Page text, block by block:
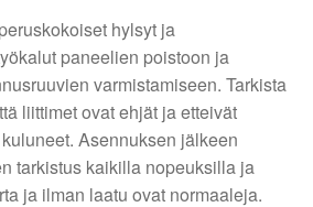
hylsyt ja
paneelien poistoon ja
varmistamiseen. Tarkista
liittimet ovat ehjät ja etteivät
Asennuksen jälkeen
tarkistus kaikilla nopeuksilla ja
ja ilman laatu ovat normaaleja.